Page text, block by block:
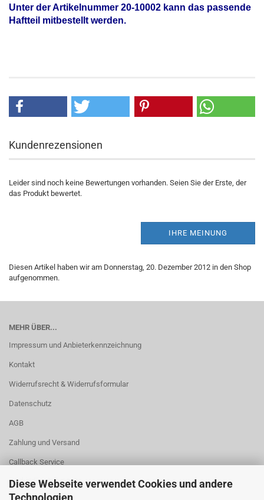
Diese Webseite verwendet Cookies und andere
Technologien
Unter der Artikelnummer 20-10002 kann das passende
Haftteil mitbestellt werden.
Kundenrezensionen
Leider sind noch keine Bewertungen vorhanden. Seien Sie der Erste, der
das Produkt bewertet.
IHRE MEINUNG
Diesen Artikel haben wir am Donnerstag, 20. Dezember 2012 in den Shop
aufgenommen.
MEHR ÜBER...
Impressum und Anbieterkennzeichnung
Kontakt
Widerrufsrecht & Widerrufsformular
Datenschutz
AGB
Zahlung und Versand
Callback Service
Cookie Einstellungen